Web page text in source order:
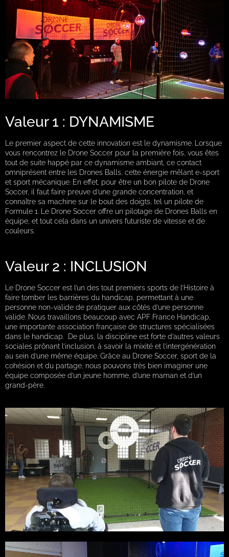
Valeur 1 : DYNAMISME
Le premier aspect de cette innovation est le dynamisme. Lorsque
vous rencontrez le Drone Soccer pour la première fois, vous êtes
tout de suite happé par ce dynamisme ambiant, ce contact
omniprésent entre les Drones Balls, cette énergie mêlant e-sport
et sport mécanique. En effet, pour être un bon pilote de Drone
Soccer, il faut faire preuve d’une grande concentration, et
connaître sa machine sur le bout des doigts, tel un pilote de
Formule 1. Le Drone Soccer offre un pilotage de Drones Balls en
équipe, et tout cela dans un univers futuriste de vitesse et de
couleurs.
Valeur 2 : INCLUSION
Le Drone Soccer est l’un des tout premiers sports de l’Histoire à
faire tomber les barrières du handicap, permettant à une
personne non-valide de pratiquer aux côtés d’une personne
valide. Nous travaillons beaucoup avec APF France Handicap,
une importante association française de structures spécialisées
dans le handicap. De plus, la discipline est forte d’autres valeurs
sociales prônant l’inclusion, à savoir la mixité et l’intergénération
au sein d’une même équipe. Grâce au Drone Soccer, sport de la
cohésion et du partage, nous pouvons très bien imaginer une
équipe composée d’un jeune homme, d’une maman et d’un
grand-père.